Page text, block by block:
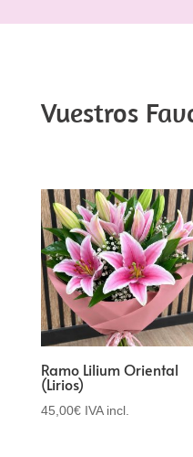
Vuestros
Ramo Lilium Oriental
(Lirios)
45,00€ IVA incl.